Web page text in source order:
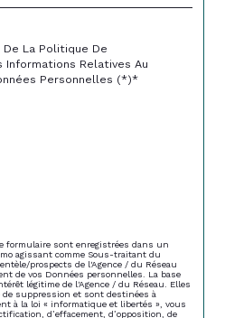
De La Politique De
Relatives Au
Personnelles (*)*
formulaire sont enregistrées dans un
agissant comme Sous-traitant du
prospects de l'Agence / du Réseau
de vos Données personnelles. La base
légitime de l'Agence / du Réseau. Elles
suppression et sont destinées à
à la loi « informatique et libertés », vous
d’effacement, d’opposition, de